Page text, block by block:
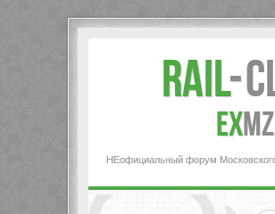
Rail-
ex
НЕофициальный форум